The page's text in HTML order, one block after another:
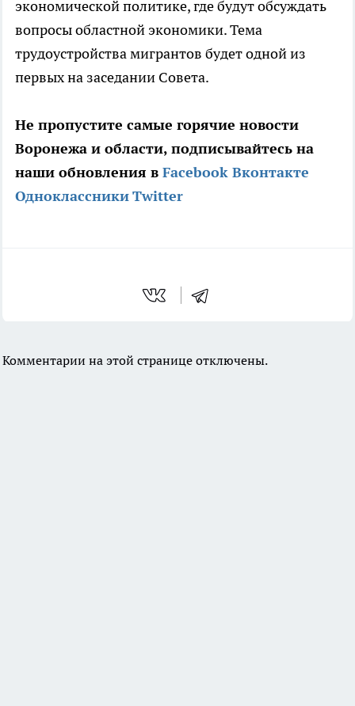
экономической политике, где будут обсуждать
вопросы областной экономики. Тема
трудоустройства мигрантов будет одной из
первых на заседании Совета.
Не пропустите самые горячие новости
Воронежа и области, подписывайтесь на
наши обновления в Facebook Вконтакте
ОдноклассникиTwitter
Комментарии на этой странице отключены.